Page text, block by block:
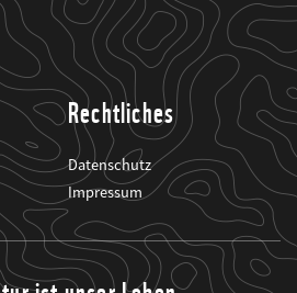
Rechtliches
Datenschutz
Impressum